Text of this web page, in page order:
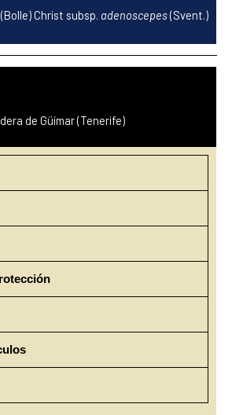
(Bolle) Christ subsp. adenoscepes(Svent.)
de Güímar (Tenerife)